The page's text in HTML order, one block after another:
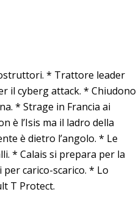
* Trattore leader
il cyberg attack. * Chiudono
* Strage in Francia ai
è l’Isis ma il ladro della
è dietro l’angolo. * Le
* Calais si prepara per la
carico-scarico. * Lo
T Protect.